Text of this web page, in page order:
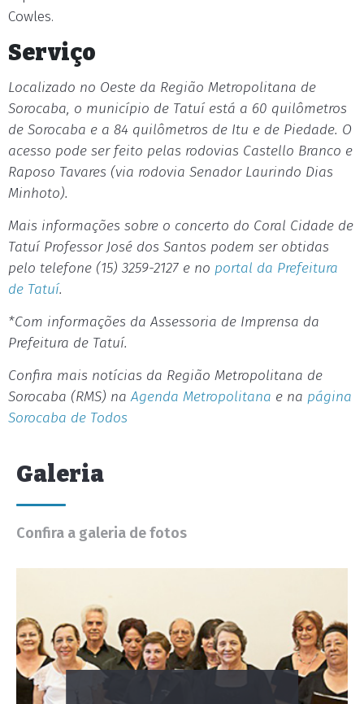
Cowles.
Serviço
Localizado no Oeste da Região Metropolitana de
Sorocaba, o município de Tatuí está a 60 quilômetros
de Sorocaba e a 84 quilômetros de Itu e de Piedade. O
acesso pode ser feito pelas rodovias Castello Branco e
Raposo Tavares (via rodovia Senador Laurindo Dias
Minhoto).
Mais informações sobre o concerto do Coral Cidade de
Tatuí Professor José dos Santos podem ser obtidas
pelo telefone (15) 3259-2127 e no portal da Prefeitura
de Tatuí.
*Com informações da Assessoria de Imprensa da
Prefeitura de Tatuí.
Confira mais notícias da Região Metropolitana de
Sorocaba (RMS) naAgenda Metropolitana e na página
Sorocaba de Todos
Galeria
Confira a galeria de fotos